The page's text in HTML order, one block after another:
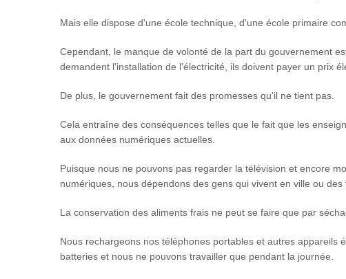
Mais elle dispose d'une école technique, d'une école primaire
Cependant, le manque de volonté de la part du gouvernement
demandent l'installation de l'électricité, ils doivent payer un prix
De plus, le gouvernement fait des promesses qu'il ne tient pas.
Cela entraîne des conséquences telles que le fait que les
aux données numériques actuelles.
Puisque nous ne pouvons pas regarder la télévision et encore
numériques, nous dépendons des gens qui vivent en ville ou des
La conservation des aliments frais ne peut se faire que par
Nous rechargeons nos téléphones portables et autres appareils
batteries et nous ne pouvons travailler que pendant la journée.